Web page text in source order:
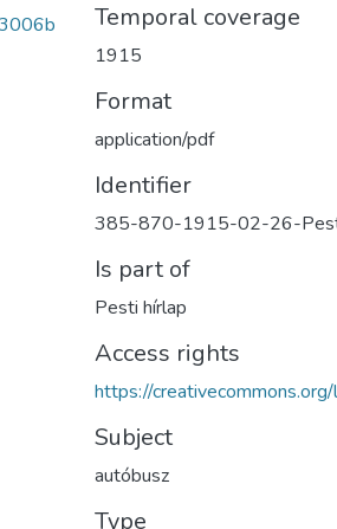
Temporal coverage
1915
Format
application/pdf
Identifier
385-870-1915-02-26-
Is part of
Pesti hírlap
Access rights
https://
Subject
autóbusz
Type